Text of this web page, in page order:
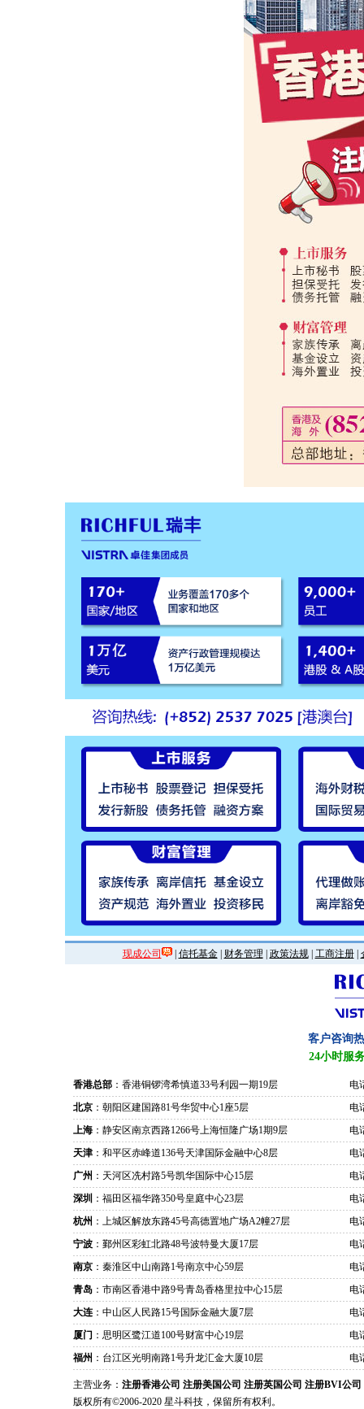
现成公司 | 信托基金| 财务管理 政策法规| 工商注册|
客户咨询
24小时服
香港总部 ：香港铜锣湾希慎道33号利园一期19层
电
北京 ：朝阳区建国路81号华贸中心1座5层
电
上海 ：静安区南京西路1266号上海恒隆广场1期9层
电
天津 ：和平区赤峰道136号天津国际金融中心8层
电
广州 ：天河区冼村路5号凯华国际中心15层
电
深圳 ：福田区福华路350号皇庭中心23层
电
杭州 ：上城区解放东路45号高德置地广场A2幢27层
电
宁波 ：鄞州区彩虹北路48号波特曼大厦17层
电
南京 ：秦淮区中山南路1号南京中心59层
电
青岛 ：市南区香港中路9号青岛香格里拉中心15层
电
大连 ：中山区人民路15号国际金融大厦7层
电
厦门 ：思明区鹭江道100号财富中心19层
电
福州 ：台江区光明南路1号升龙汇金大厦10层 电
主营业务： 注册香港公司 注册美国公司 注册英国公司 注册BVI公司
版权所有©2006-2020 星斗科技，保留所有权利。